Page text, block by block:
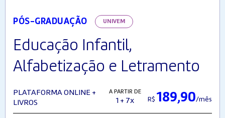
PÓS-GRADUAÇÃO UNIVEM
Educação Infantil,
Alfabetização e Letramento
PLATAFORMA ONLINE +
LIVROS
A PARTIR DE
1 + 7x R$ 189,90/mês